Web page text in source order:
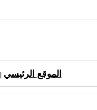
الموقع الرئيسي